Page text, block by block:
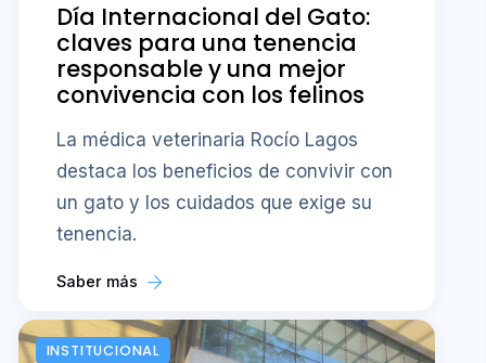
Día Internacional del Gato:
claves para una tenencia
responsable y una mejor
convivencia con los felinos
La médica veterinaria Rocío Lagos
destaca los beneficios de convivir con
un gato y los cuidados que exige su
tenencia.
Saber más
INSTITUCIONAL